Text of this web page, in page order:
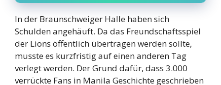
In der Braunschweiger Halle haben sich
Schulden angehäuft. Da das Freundschaftsspiel
der Lions öffentlich übertragen werden sollte,
musste es kurzfristig auf einen anderen Tag
verlegt werden. Der Grund dafür, dass 3.000
verrückte Fans in Manila Geschichte geschrieben